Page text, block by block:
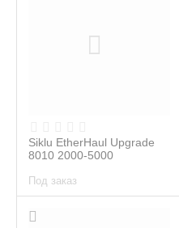
Siklu EtherHaul Upgrade
8010 2000-5000
Под заказ